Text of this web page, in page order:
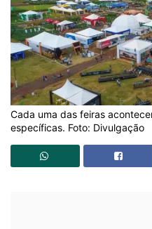
Cada uma das feiras
específicas. Foto: Divulgação